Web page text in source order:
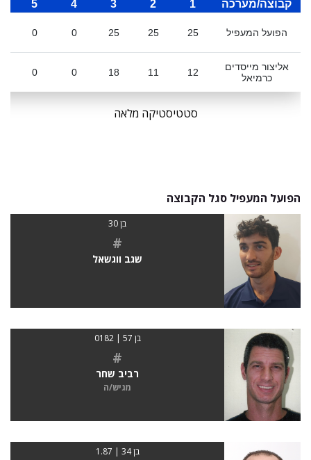
קבוצה/מערכה 1
2
3
4
5
הפועל המעפיל 25
25
25
0
0
אליצור מייסדים
כרמיאל
12
11
18
0
0
סטטיסטיקה מלאה
הפועל המעפיל סגל הקבוצה
בן 30
#
שגב ווגשאל
בן 57 | 0182
#
רביב שחר
מגיש/ה
בן 34 | 1.87